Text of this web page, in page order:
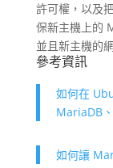
許可權，以及
保新主機上的
並且新主機的
參考資訊
如何在
MariaDB
如何讓